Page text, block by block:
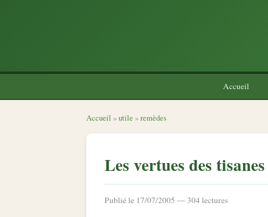
Accueil
Accueil »utile »remèdes
Les vertues des tisanes
Publié le 17/07/2005 — 304 lectures